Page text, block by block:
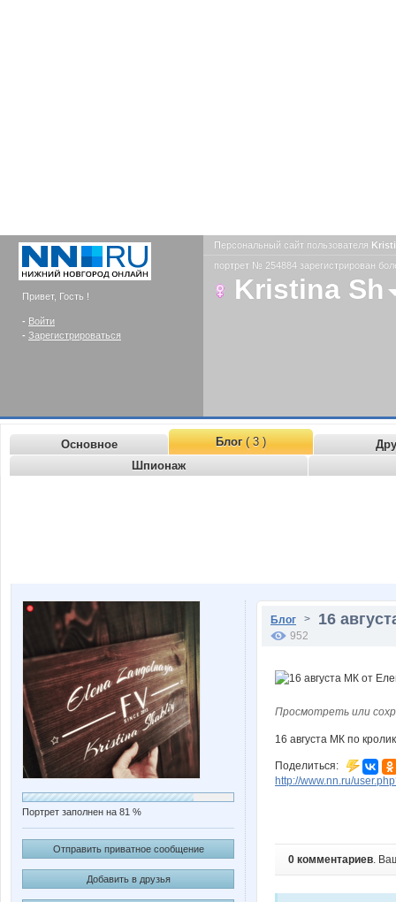
Привет, Гость !
- Войти
- Зарегистрироваться
Персональный сайт пользователя
портрет № 254884 зарегистрирован
Kristina Sh
Основное Блог( 3 )
Шпионаж
Портрет заполнен на 81 %
Отправить приватное сообщение
Добавить в друзья
Блог > 16
952
Просмотреть или
16 августа МК по
Поделиться:
http://www.nn.ru/
0 комментариев.